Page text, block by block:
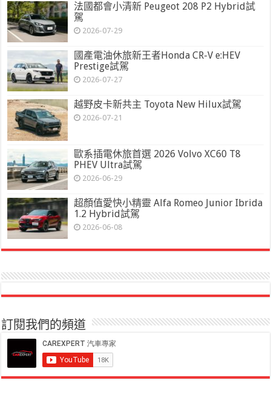
法國都會小清新 Peugeot 208 P2 Hybrid試
駕
2026-07-29
國產電油休旅新王者Honda CR-V e:HEV
Prestige試駕
2026-07-27
越野皮卡新共主 Toyota New Hilux試駕
2026-07-21
歐系插電休旅首選 2026 Volvo XC60 T8
PHEV Ultra試駕
2026-06-29
超顏值愛快小精靈 Alfa Romeo Junior Ibrida
1.2 Hybrid試駕
2026-06-08
訂閱我們的頻道